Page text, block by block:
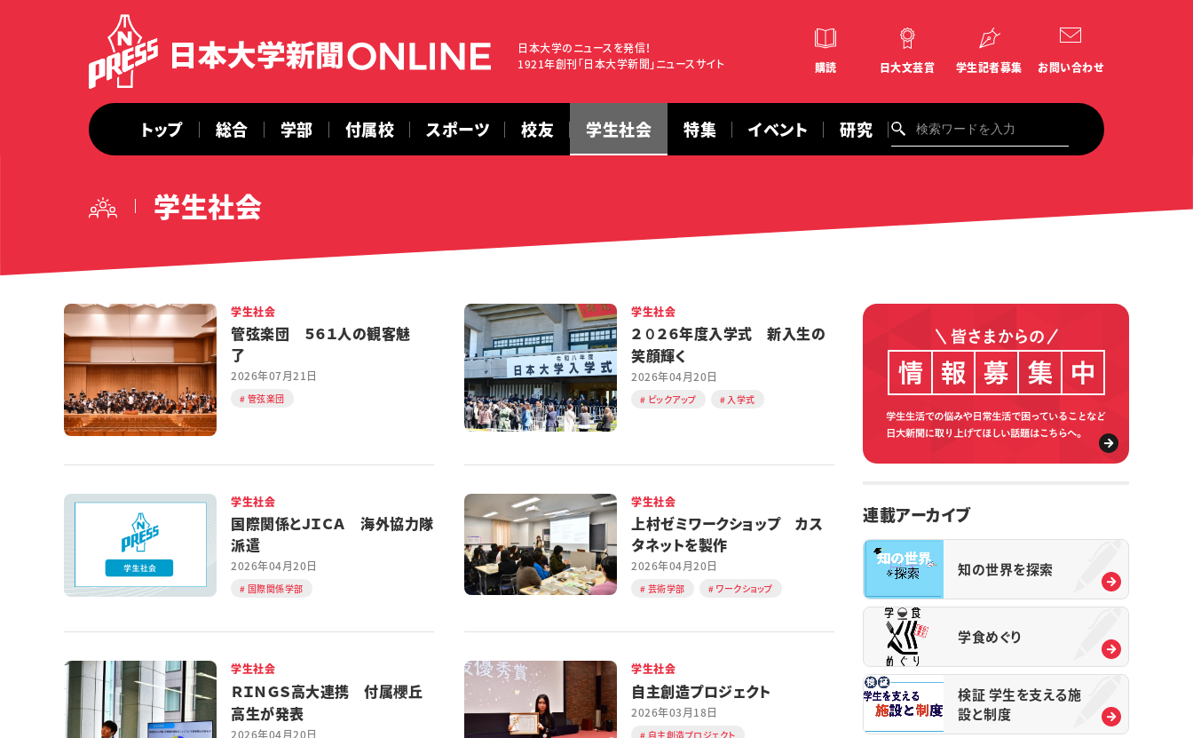
日本大学のニュースを発信！
1921年創刊「日本大学新聞」ニュースサイト
購読 日大文芸賞 学生記者募集 お問い合わせ
トップ 総合 学部 付属校 スポーツ 校友 学生社会 特集 イベント 研究
学生社会
学生社会
管弦楽団 ５６１人の観客魅
了
2026年07月21日
管弦楽団
学生社会
２０２６年度入学式 新入生の
笑顔輝く
2026年04月20日
ピックアップ 入学式
学生社会
国際関係とＪＩＣＡ 海外協力隊
派遣
2026年04月20日
国際関係学部
学生社会
上村ゼミワークショップ カス
タネットを製作
2026年04月20日
芸術学部 ワークショップ
学生社会
ＲＩＮＧＳ高大連携 付属櫻丘
高生が発表
2026年04月20日
学生社会
自主創造プロジェクト
2026年03月18日
自主創造プロジェクト
連載アーカイブ
知の世界を探索
学食めぐり
検証 学生を支える施
設と制度